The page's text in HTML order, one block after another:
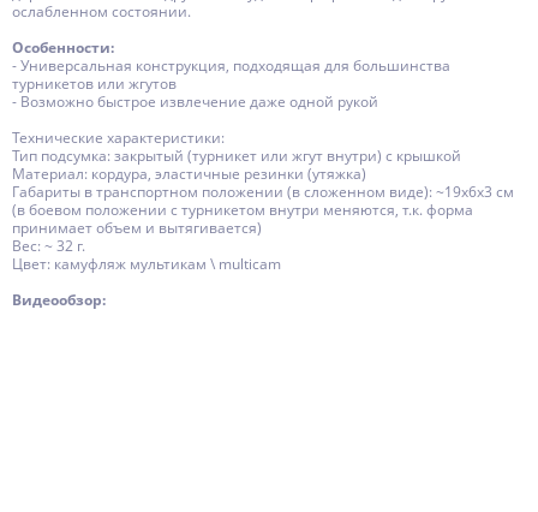
ослабленном состоянии.
Особенности:
- Универсальная конструкция, подходящая для большинства
турникетов или жгутов
- Возможно быстрое извлечение даже одной рукой
Технические характеристики:
Тип подсумка: закрытый (турникет или жгут внутри) с крышкой
Материал: кордура, эластичные резинки (утяжка)
Габариты в транспортном положении (в сложенном виде): ~19x6х3 см
(в боевом положении с турникетом внутри меняются, т.к. форма
принимает объем и вытягивается)
Вес: ~ 32 г.
Цвет: камуфляж мультикам \ multicam
Видеообзор: